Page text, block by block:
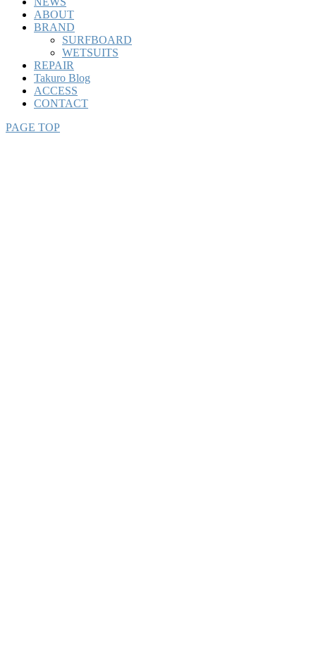
ABOUT
BRAND
SURFBOARD
WETSUITS
REPAIR
Takuro Blog
ACCESS
CONTACT
PAGE TOP